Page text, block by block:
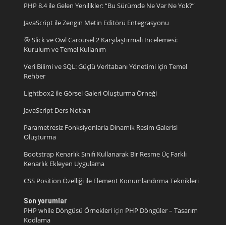
PHP 8.4 ile Gelen Yenilikler: “Bu Sürümde Ne Var Ne Yok?”
JavaScript ile Zengin Metin Editörü Entegrasyonu
🎯 Slick ve Owl Carousel 2 Karşılaştırmalı İncelemesi:
Kurulum ve Temel Kullanım
Veri Bilimi ve SQL: Güçlü Veritabanı Yönetimi için Temel
Rehber
Lightbox2 ile Görsel Galeri Oluşturma Örneği
JavaScript Ders Notları
Parametresiz Fonksiyonlarla Dinamik Resim Galerisi
Oluşturma
Bootstrap Kenarlık Sınıfı Kullanarak Bir Resme Üç Farklı
Kenarlık Ekleyen Uygulama
CSS Position Özelliği ile Element Konumlandırma Teknikleri
Son yorumlar
PHP while Döngüsü Örnekleriiçin PHP Döngüler – Tasarım
Kodlama